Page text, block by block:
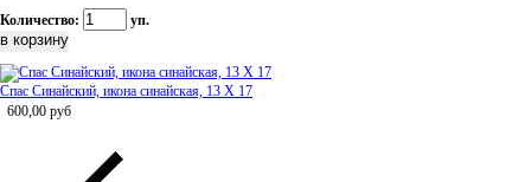
Количество: уп.
Спас Синайский, икона синайская, 13 Х 17
600,00 руб